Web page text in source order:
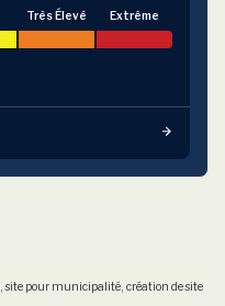
Très Élevé Extrême
,site pour municipalité, création de site